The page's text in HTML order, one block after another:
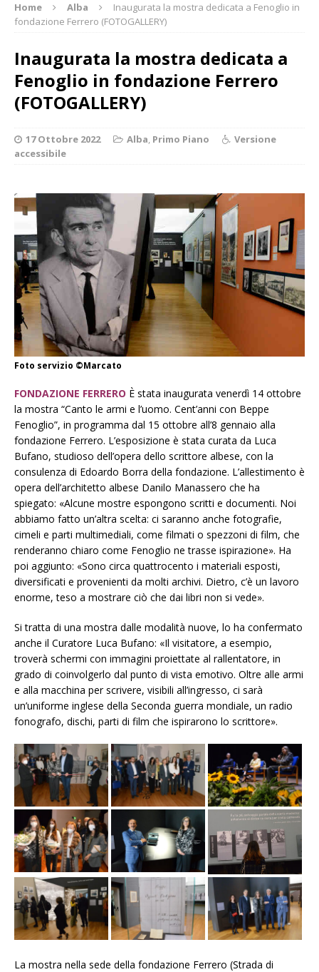
Home Alba
Inaugurata la mostra dedicata a Fenoglio in
fondazione Ferrero (FOTOGALLERY)
Inaugurata la mostra dedicata a
Fenoglio in fondazione Ferrero
(FOTOGALLERY)
17 Ottobre 2022 Alba, Primo Piano
Versione
accessibile
Foto servizio ©Marcato
FONDAZIONE FERRERO È stata inaugurata venerdì 14 ottobre
la mostra “Canto le armi e l’uomo. Cent’anni con Beppe
Fenoglio”, in programma dal 15 ottobre all’8 gennaio alla
fondazione Ferrero. L’esposizione è stata curata da Luca
Bufano, studioso dell’opera dello scrittore albese, con la
consulenza di Edoardo Borra della fondazione. L’allestimento è
opera dell’architetto albese Danilo Manassero che ha
spiegato: «Alcune mostre espongono scritti e documenti. Noi
abbiamo fatto un’altra scelta: ci saranno anche fotografie,
cimeli e parti multimediali, come filmati o spezzoni di film, che
renderanno chiaro come Fenoglio ne trasse ispirazione». Ha
poi aggiunto: «Sono circa quattrocento i materiali esposti,
diversificati e provenienti da molti archivi. Dietro, c’è un lavoro
enorme, teso a mostrare ciò che dai libri non si vede».
Si tratta di una mostra dalle modalità nuove, lo ha confermato
anche il Curatore Luca Bufano: «Il visitatore, a esempio,
troverà schermi con immagini proiettate al rallentatore, in
grado di coinvolgerlo dal punto di vista emotivo. Oltre alle armi
e alla macchina per scrivere, visibili all’ingresso, ci sarà
un’uniforme inglese della Seconda guerra mondiale, un radio
fonografo, dischi, parti di film che ispirarono lo scrittore».
La mostra nella sede della fondazione Ferrero (Strada di